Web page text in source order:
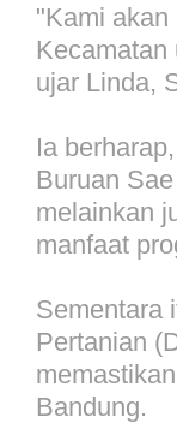
"Kami
ujar Linda,
Ia
Buruan
melainkan
manfaat
Sementara
Pertanian
Bandung.